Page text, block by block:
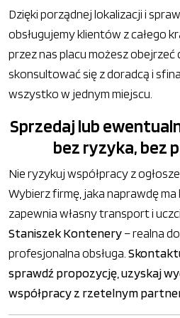
Dzięki porządnej lokalizacji i
obsługujemy klientów z całego
przez nas placu możesz
skonsultować się z doradcą i
wszystko w jednym miejscu.
Sprzedaj lub
bez ryzyka, bez
Nie ryzykuj współpracy z
Wybierz firmę, jaka naprawdę
zapewnia własny transport i
Staniszek Kontenery– realna
profesjonalna obsługa.
sprawdź propozycję, uzyskaj
współpracy z rzetelnym